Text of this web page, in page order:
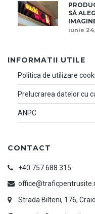
SĂ
iunie
INFORMATII UTILE
Politica de utilizare
Prelucrarea datelor cu
ANPC
CONTACT
+40 757 688 315
Strada Bilteni, 176,